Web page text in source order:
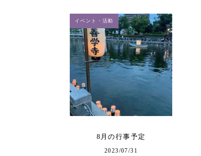
イベント・活動
8月の行事予定
2023/07/31